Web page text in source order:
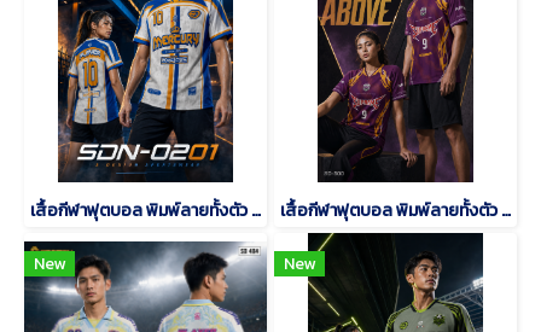
เสื้อกีฬาฟุตบอล พิมพ์ลายทั้งตัว เนื้อผ้า "นาโนเทค"SDN-0201 เสื้อกีฬาฟุตบอล พิมพ์ลายทั้งตัว เนื้อผ้า "นาโนเทค"SD-500
New New